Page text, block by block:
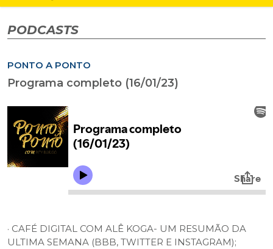
PODCASTS
PONTO A PONTO
Programa completo (16/01/23)
· CAFÉ DIGITAL COM ALÊ KOGA- UM RESUMÃO DA
ULTIMA SEMANA (BBB, TWITTER E INSTAGRAM);